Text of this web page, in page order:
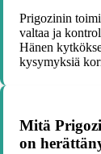
Prigozinin
valtaa ja
Hänen
kysymyksiä
Mitä
on